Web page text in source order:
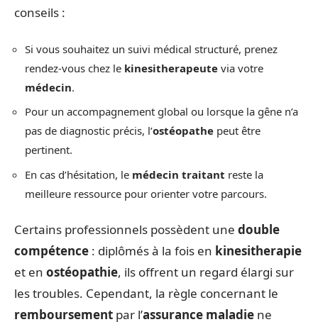
conseils :
Si vous souhaitez un suivi médical structuré, prenez
rendez-vous chez le kinesitherapeute via votre
médecin.
Pour un accompagnement global ou lorsque la gêne n’a
pas de diagnostic précis, l’ostéopathe peut être
pertinent.
En cas d’hésitation, le médecin traitant reste la
meilleure ressource pour orienter votre parcours.
Certains professionnels possèdent une double
compétence : diplômés à la fois en kinesitherapie
et en ostéopathie, ils offrent un regard élargi sur
les troubles. Cependant, la règle concernant le
remboursement par l’assurance maladie ne